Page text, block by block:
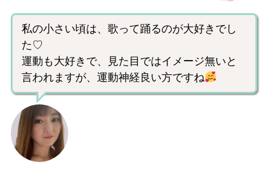
私の小さい頃は、歌って踊るのが大好きでし
た♡
運動も大好きで、見た目ではイメージ無いと
言われますが、運動神経良い方ですね